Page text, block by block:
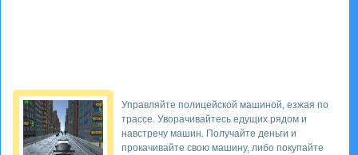
Управляйте полицейской машиной, езжая по
трассе. Уворачивайтесь едущих рядом и
навстречу машин. Получайте деньги и
прокачивайте свою машину, либо покупайте